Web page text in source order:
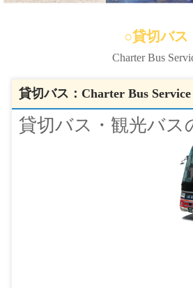
○貸切バス
Charter Bus
貸切バス：Charter Bus Service
貸切バス・観光バス